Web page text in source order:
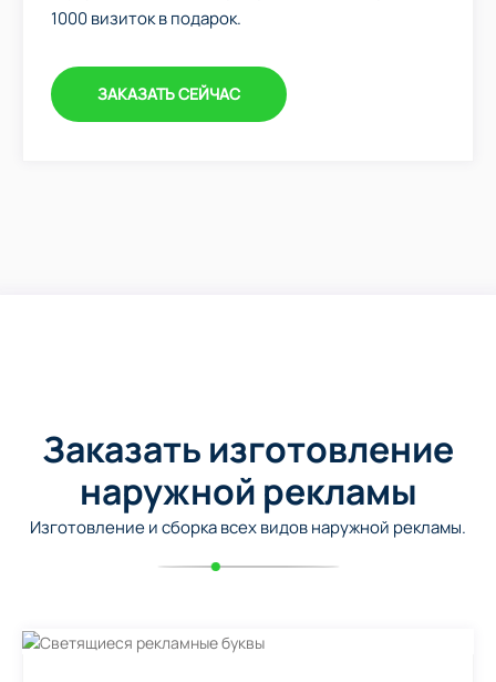
1000 визиток в подарок.
ЗАКАЗАТЬ СЕЙЧАС
Заказать изготовление
наружной рекламы
Изготовление и сборка всех видов наружной рекламы.